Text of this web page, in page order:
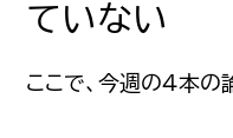
ていない
ここで、今週の4本の